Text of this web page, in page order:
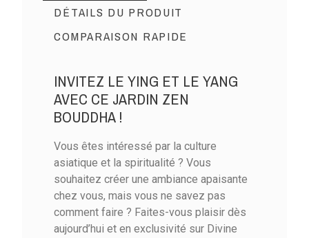
DÉTAILS DU PRODUIT
COMPARAISON RAPIDE
INVITEZ LE YING ET LE YANG
AVEC CE JARDIN ZEN
BOUDDHA !
Vous êtes intéressé par la culture
asiatique et la spiritualité ? Vous
souhaitez créer une ambiance apaisante
chez vous, mais vous ne savez pas
comment faire ? Faites-vous plaisir dès
aujourd’hui et en exclusivité sur Divine